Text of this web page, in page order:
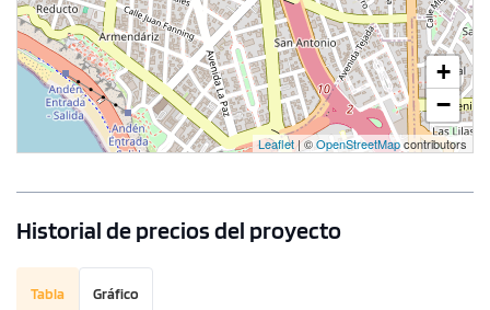
+
−
Leaflet| ©OpenStreetMapcontributors
Historial de precios del proyecto
Tabla Gráfico